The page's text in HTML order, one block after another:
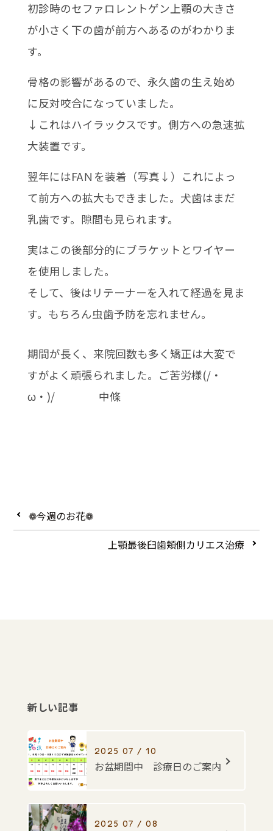
初診時のセファロレントゲン上顎の大きさ
が小さく下の歯が前方へあるのがわかりま
す。
骨格の影響があるので、永久歯の生え始め
に反対咬合になっていました。
↓これはハイラックスです。側方への急速拡
大装置です。
翌年にはFAＮを装着（写真↓）これによっ
て前方への拡大もできました。犬歯はまだ
乳歯です。隙間も見られます。
実はこの後部分的にブラケットとワイヤー
を使用しました。
そして、後はリテーナーを入れて経過を見ま
す。もちろん虫歯予防を忘れません。
期間が長く、来院回数も多く矯正は大変で
すがよく頑張られました。ご苦労様(/・
ω・)/ 中條
❁今週のお花❁
上顎最後臼歯頬側カリエス治療
新しい記事
2025 07 / 10
お盆期間中 診療日のご案内
2025 07 / 08